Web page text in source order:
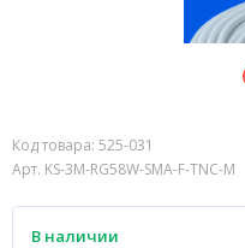
Код товара: 525-031
Арт. KS-3M-RG58W-SMA-F-TNC-M
В наличии